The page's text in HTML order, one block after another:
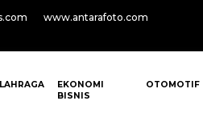
www.antarafoto.com
EKONOMI
BISNIS
OTOMOTIF